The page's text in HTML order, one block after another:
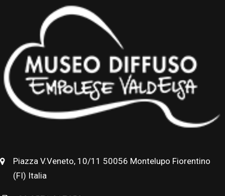
Piazza V.Veneto, 10/11 50056 Montelupo Fiorentino
(FI) Italia